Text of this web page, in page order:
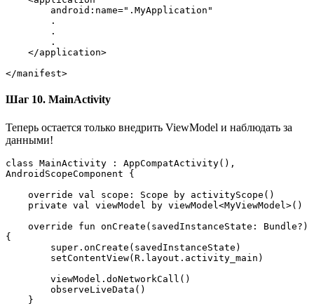
        android:name=".MyApplication"
        .
        .
        .
    </application>
</manifest>
Шаг 10. MainActivity
Теперь остается только внедрить ViewModel и наблюдать за
данными!
class MainActivity : AppCompatActivity(),
AndroidScopeComponent {
    override val scope: Scope by activityScope()
    private val viewModel by viewModel<MyViewModel>()
{
        super.onCreate(savedInstanceState)
        setContentView(R.layout.activity_main)
        viewModel.doNetworkCall()
        observeLiveData()
    }